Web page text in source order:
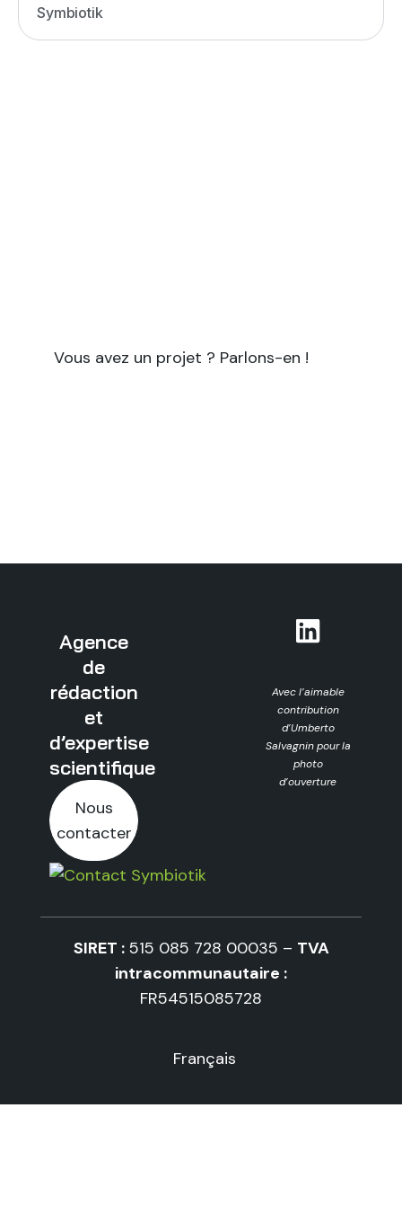
Symbiotik
Vous avez un projet ? Parlons-en !
Agence
de
rédaction
et
d’expertise
scientifique
Nous
contacter
Avec l’aimable
contribution
d’Umberto
Salvagnin pour la
photo
d’ouverture
SIRET :515 085 728 00035 – TVA
intracommunautaire :
FR54515085728
Français